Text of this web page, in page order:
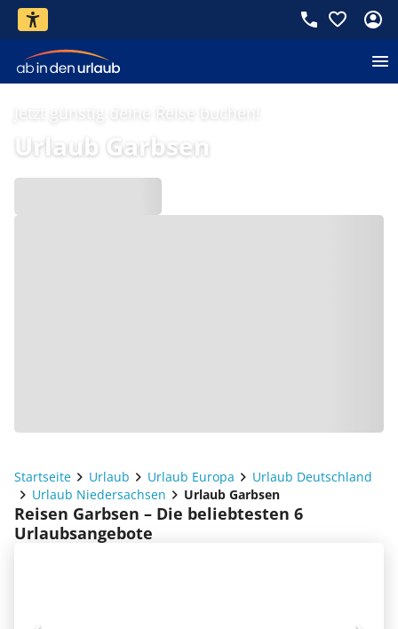
Jetzt günstig deine Reise buchen!
Urlaub Garbsen
Startseite Urlaub Urlaub Europa
Urlaub Deutschland
Urlaub Niedersachsen
Urlaub Garbsen
Reisen Garbsen – Die beliebtesten 6
Urlaubsangebote